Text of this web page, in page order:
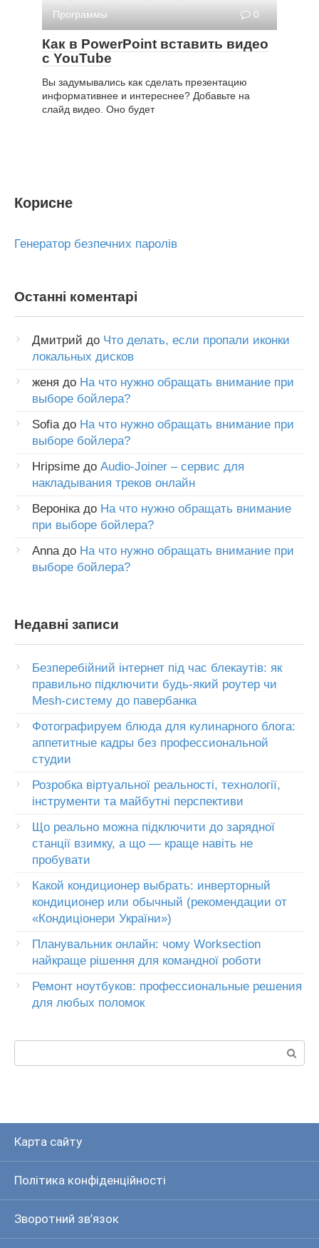
Программы
0
Как в PowerPoint вставить видео
с YouTube
Вы задумывались как сделать презентацию
информативнее и интереснее? Добавьте на
слайд видео. Оно будет
Корисне
Генератор безпечних паролів
Останні коментарі
Дмитрий до Что делать, если пропали иконки
локальных дисков
женя до На что нужно обращать внимание при
выборе бойлера?
Sofiaдо На что нужно обращать внимание при
выборе бойлера?
Hripsime до Audio-Joiner – сервис для
накладывания треков онлайн
Веронікадо На что нужно обращать внимание
при выборе бойлера?
Annaдо На что нужно обращать внимание при
выборе бойлера?
Недавні записи
Безперебійний інтернет під час блекаутів: як
правильно підключити будь-який роутер чи
Mesh-систему до павербанка
Фотографируем блюда для кулинарного блога:
аппетитные кадры без профессиональной
студии
Розробка віртуальної реальності, технології,
інструменти та майбутні перспективи
Що реально можна підключити до зарядної
станції взимку, а що — краще навіть не
пробувати
Какой кондиционер выбрать: инверторный
кондиционер или обычный (рекомендации от
«Кондиціонери України»)
Планувальник онлайн: чому Worksection
найкраще рішення для командної роботи
Ремонт ноутбуков: профессиональные решения
для любых поломок
Карта сайту
Політика конфіденційності
Зворотний зв’язок